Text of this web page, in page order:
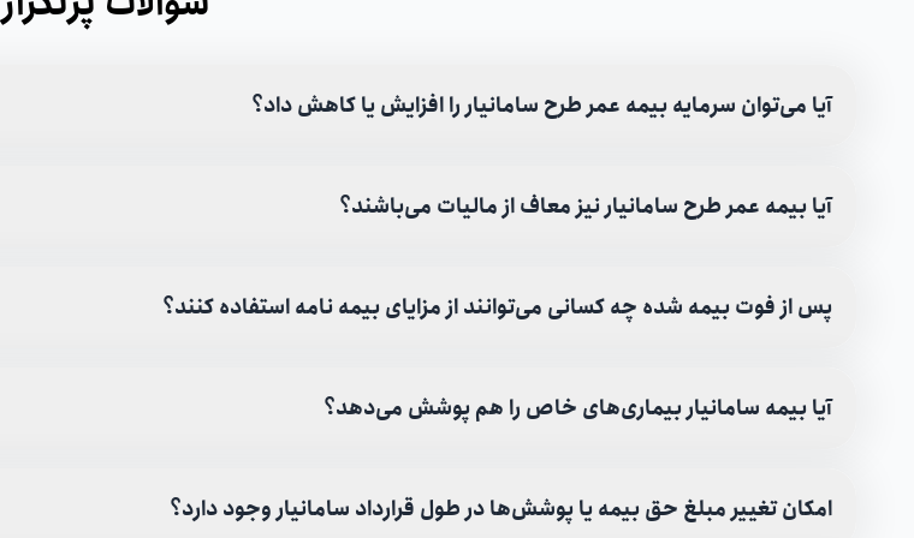
آیا می‌توان سرمایه بیمه عمر طرح سامانیار را افزایش یا کاهش داد؟
آیا بیمه‌ عمر طرح سامانیار نیز معاف از مالیات می‌باشند؟
پس از فوت بیمه شده چه کسانی می‌توانند از مزایای بیمه نامه استفاده کنند؟
آیا بیمه سامانیار بیماری‌های خاص را هم پوشش می‌دهد؟
امکان تغییر مبلغ حق بیمه یا پوشش‌ها در طول قرارداد سامانیار وجود دارد؟